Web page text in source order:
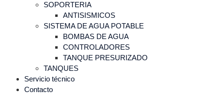
SOPORTERIA
ANTISISMICOS
SISTEMA DE AGUA POTABLE
BOMBAS DE AGUA
CONTROLADORES
TANQUE PRESURIZADO
TANQUES
Servicio técnico
Contacto